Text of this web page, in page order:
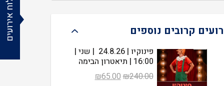
קרובים נוספים
פינוקיו | 24.8.26 | שני |
16:00 | תיאטרון הבימה
₪240.00
המחיר₪65.00
לוח אירועים